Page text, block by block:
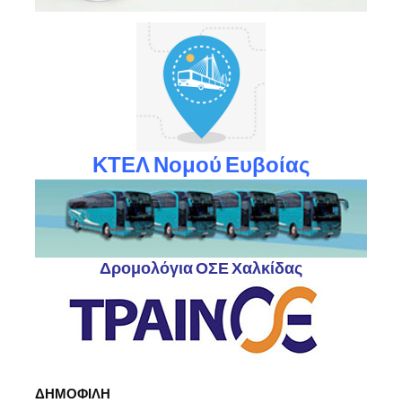
ΚΤΕΛ Νομού Ευβοίας
Δρομολόγια ΟΣΕ Χαλκίδας
ΔΗΜΟΦΙΛΗ